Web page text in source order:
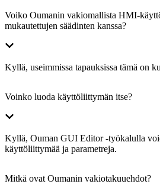
Voiko Oumanin vakiomallista HMI-
mukautettujen säädinten kanssa?
Kyllä, useimmissa tapauksissa tämä on
Voinko luoda käyttöliittymän itse?
Kyllä, Ouman GUI Editor -työkalulla
käyttöliittymää ja parametreja.
Mitkä ovat Oumanin vakiotakuuehdot?